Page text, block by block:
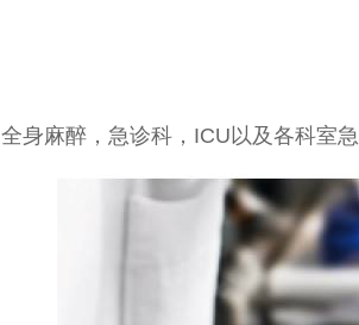
全身麻醉，急诊科，ICU以及各科室